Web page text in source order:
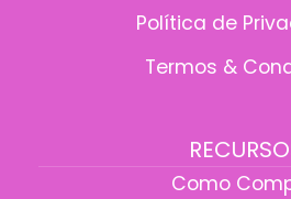
Política de
Termos &
Como